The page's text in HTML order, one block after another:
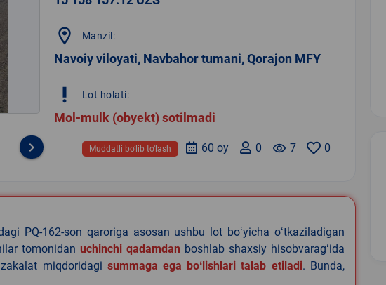
keyboard_arrow_right
location_on Manzil:
Navoiy viloyati, Navbahor tumani, Qorajon MFY
priority_high Lot holati:
Mol-mulk (obyekt) sotilmadi
0
remove_red_eye 7
0
60 oy
Muddatli bo‘lib to‘lash
PQ-162-son qaroriga asosan ushbu lot boʻyicha oʻtkaziladigan
tomonidan uchinchi qadamdan boshlab shaxsiy hisobvaragʻida
miqdoridagi summaga ega boʻlishlari talab etiladi. Bunda,